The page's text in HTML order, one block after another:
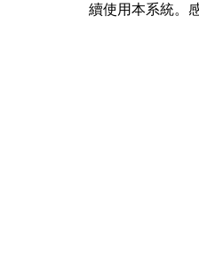
續使用本系統。